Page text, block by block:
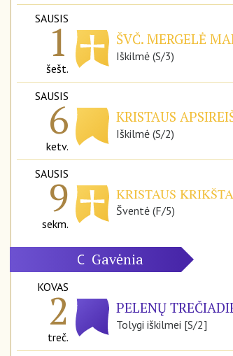
SAUSIS
1
šešt.
ŠVČ. MERGELĖ
Iškilmė (S/3)
SAUSIS
6
ketv.
KRISTAUS
Iškilmė (S/2)
SAUSIS
9
sekm.
KRISTAUS
Šventė (F/5)
C Gavėnia
KOVAS
2
treč.
PELENŲ
Tolygi iškilmei [S/2]